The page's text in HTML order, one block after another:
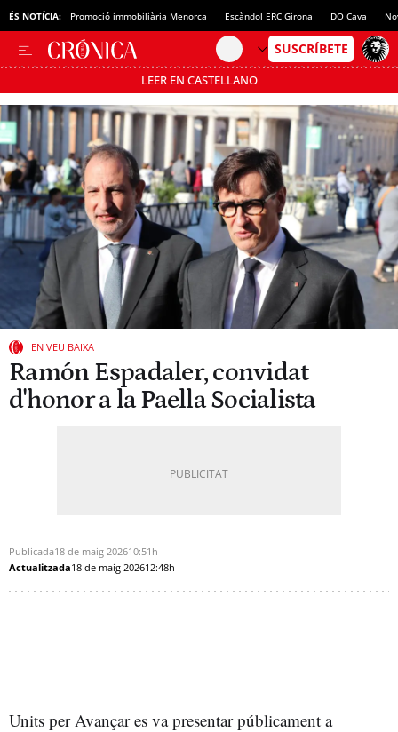
ÉS NOTÍCIA: Promoció immobiliària Menorca Escàndol ERC Girona DO Cava
LEER EN CASTELLANO
Passa’t al mode estalvi
EN VEU BAIXA
Ramón Espadaler, convidat
d'honor a la Paella Socialista
Publicada18 de maig 202610:51h
Actualitzada18 de maig 202612:48h
Units per Avançar es va presentar públicament a